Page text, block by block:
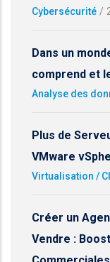
Cybersécurité /
Dans un
comprend et
Analyse des
Plus de
VMware
Virtualisation /
Créer un
Vendre :